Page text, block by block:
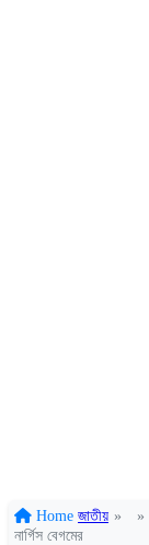
Home জাতীয় » »
নার্গিস বেগমের